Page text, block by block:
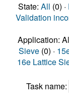
State: All (0) ·
Validation
Application:
Sieve (0) ·
16e Lattice
Task name: